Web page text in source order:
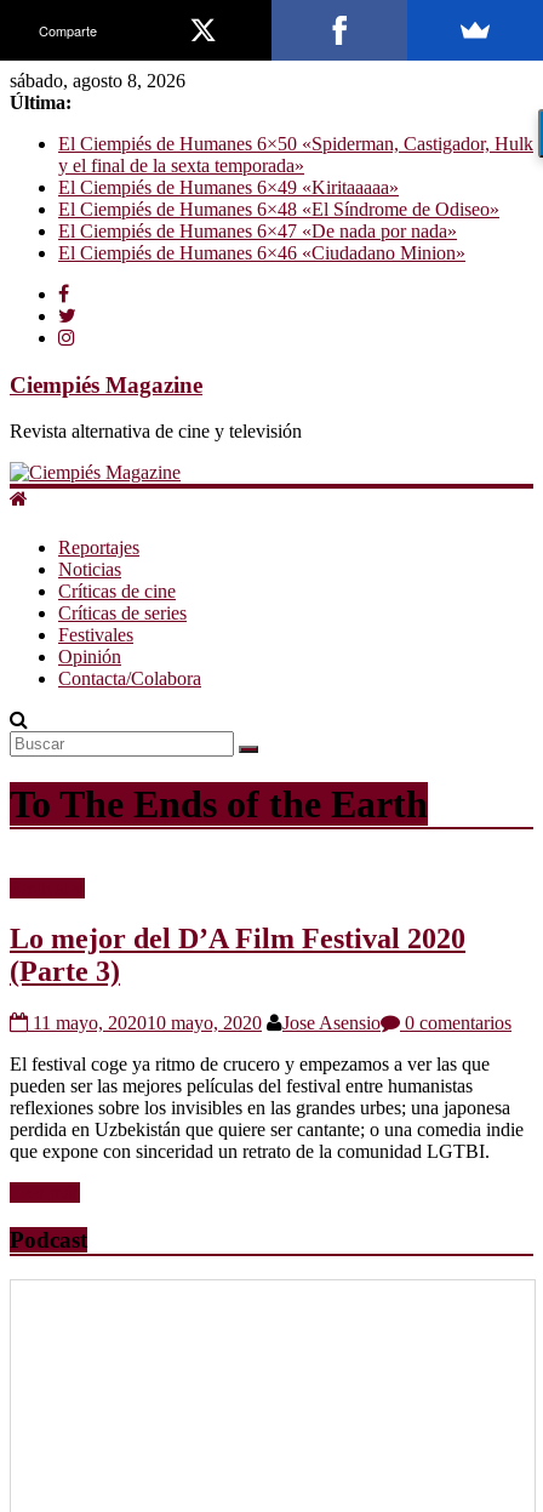
sábado, agosto 8, 2026
Última:
El Ciempiés de Humanes 6×50 «Spiderman, Castigador, Hulk
y el final de la sexta temporada»
El Ciempiés de Humanes 6×49 «Kiritaaaaa»
El Ciempiés de Humanes 6×48 «El Síndrome de Odiseo»
El Ciempiés de Humanes 6×47 «De nada por nada»
El Ciempiés de Humanes 6×46 «Ciudadano Minion»
Ciempiés Magazine
Revista alternativa de cine y televisión
Reportajes
Noticias
Críticas de cine
Críticas de series
Festivales
Opinión
Contacta/Colabora
To The Ends of the Earth
Lo mejor del D’A Film Festival 2020
(Parte 3)
11 mayo, 202010 mayo, 2020 Jose Asensio
0 comentarios
El festival coge ya ritmo de crucero y empezamos a ver las que
pueden ser las mejores películas del festival entre humanistas
reflexiones sobre los invisibles en las grandes urbes; una japonesa
perdida en Uzbekistán que quiere ser cantante; o una comedia indie
que expone con sinceridad un retrato de la comunidad LGTBI.
Podcast
Comparte